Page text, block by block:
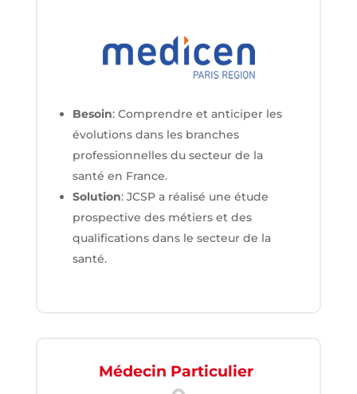
Besoin: Comprendre et anticiper les
évolutions dans les branches
professionnelles du secteur de la
santé en France.
Solution: JCSP a réalisé une étude
prospective des métiers et des
qualifications dans le secteur de la
santé.
Médecin Particulier